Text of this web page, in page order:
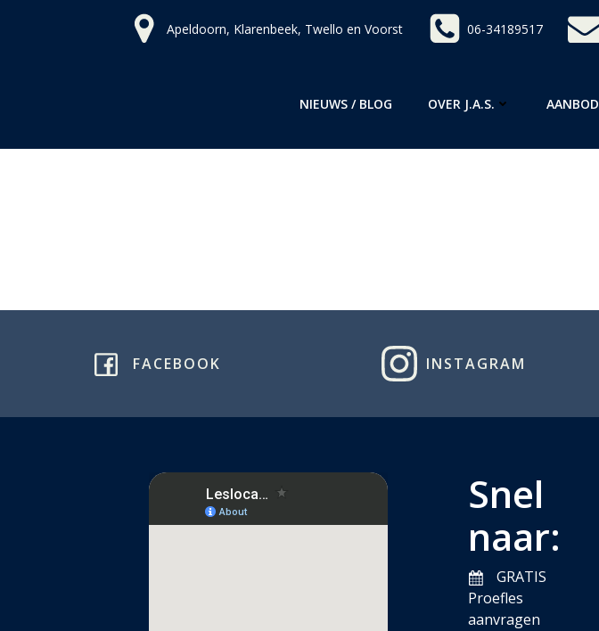
Apeldoorn, Klarenbeek, Twello en Voorst 06-34189517
NIEUWS / BLOG OVER J.A.S. AANBOD
FACEBOOK INSTAGRAM
Snel
naar:
GRATIS
Proefles
aanvragen